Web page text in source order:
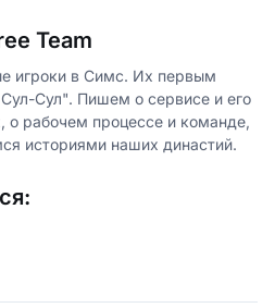
Team
игроки в Симс. Их первым
Сул". Пишем о сервисе и его
о рабочем процессе и команде,
историями наших династий.